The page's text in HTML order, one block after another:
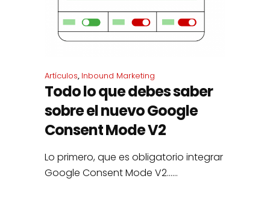
Artículos, Inbound Marketing
Todo lo que debes saber
sobre el nuevo Google
Consent Mode V2
Lo primero, que es obligatorio integrar
Google Consent Mode V2......